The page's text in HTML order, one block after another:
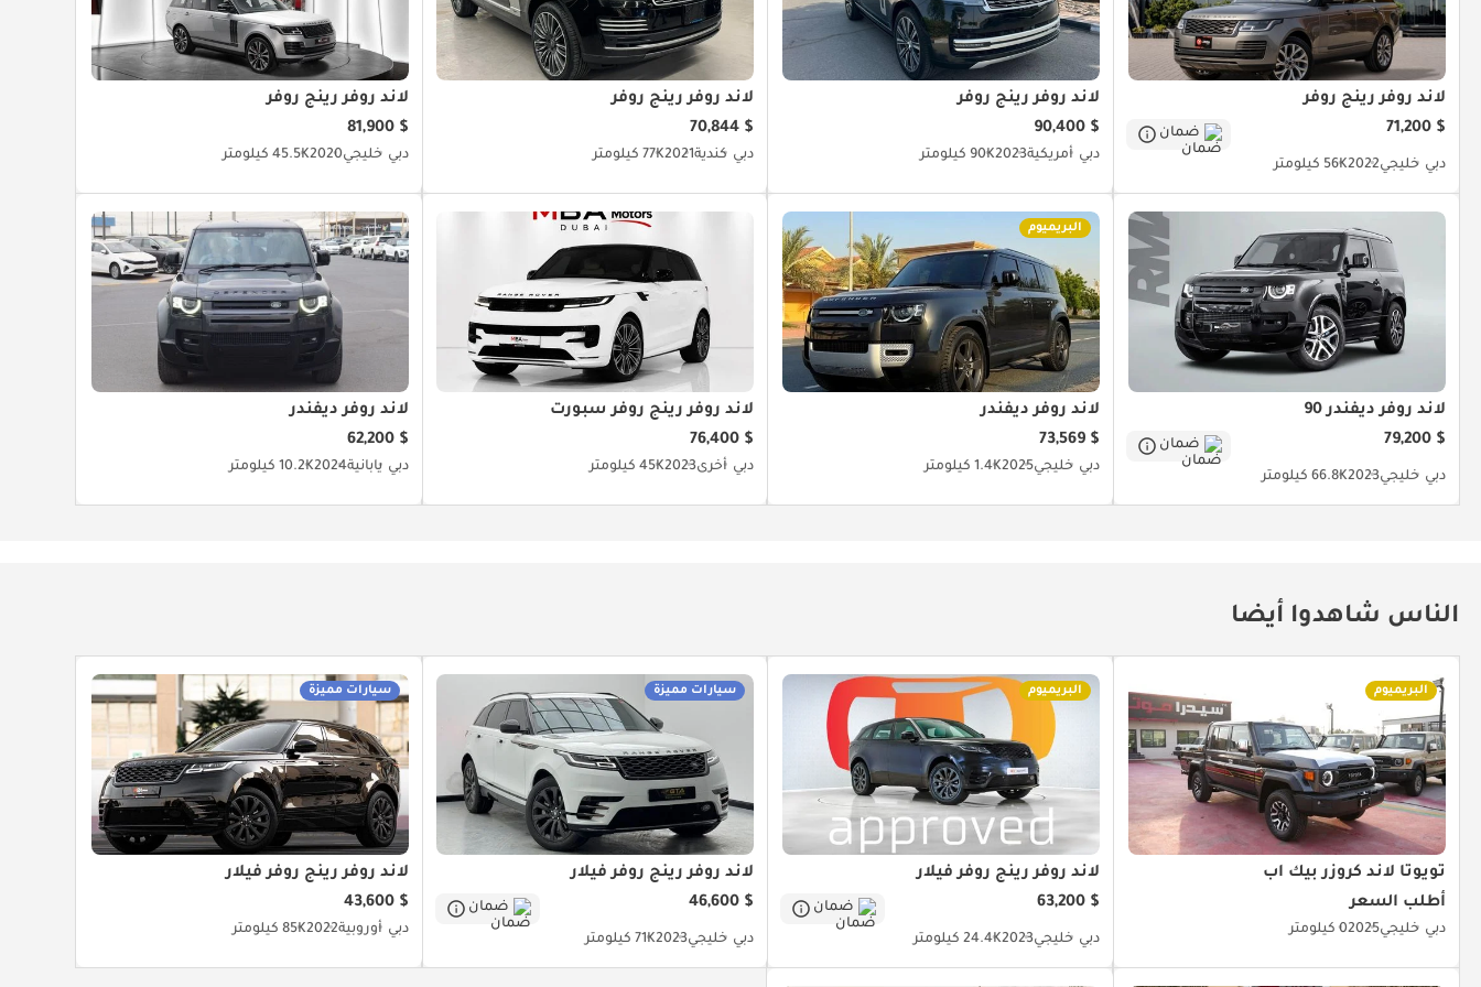
لاند روفر رينج روفر
$ 71,200
ضمان
دبي خليجي202256K كيلومتر
لاند روفر رينج روفر
$ 90,400
دبي أمريكية202390K كيلومتر
لاند روفر رينج روفر
$ 70,844
دبي كندية202177K كيلومتر
لاند روفر رينج روفر
$ 81,900
دبي خليجي202045.5K كيلومتر
لاند روفر ديفندر 90
$ 79,200
ضمان
دبي خليجي202366.8K كيلومتر
البريميوم
لاند روفر ديفندر
$ 73,569
دبي خليجي20251.4K كيلومتر
لاند روفر رينج روفر سبورت
$ 76,400
دبي أخرى202345K كيلومتر
لاند روفر ديفندر
$ 62,200
دبي يابانية202410.2K كيلومتر
الناس شاهدوا أيضا
البريميوم
تويوتا لاند كروزر بيك آب
أطلب السعر
دبي خليجي20250 كيلومتر
البريميوم
لاند روفر رينج روفر فيلار
$ 63,200
ضمان
دبي خليجي202324.4K كيلومتر
سيارات مميزة
لاند روفر رينج روفر فيلار
$ 46,600
ضمان
دبي خليجي202371K كيلومتر
سيارات مميزة
لاند روفر رينج روفر فيلار
$ 43,600
دبي أوروبية202285K كيلومتر